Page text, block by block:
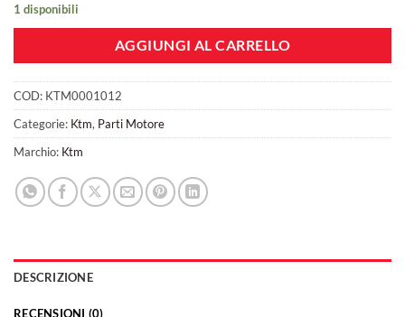
1 disponibili
AGGIUNGI AL CARRELLO
COD: KTM0001012
Categorie: Ktm, Parti Motore
Marchio: Ktm
DESCRIZIONE
RECENSIONI (0)